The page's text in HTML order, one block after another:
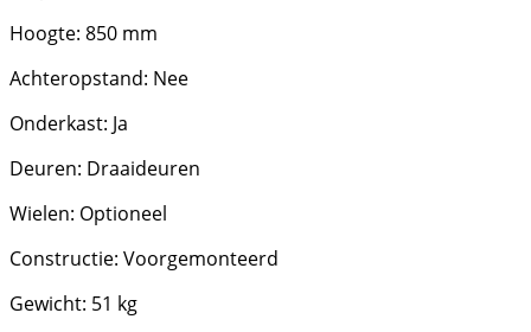
Hoogte: 850 mm
Achteropstand: Nee
Onderkast: Ja
Deuren: Draaideuren
Wielen: Optioneel
Constructie: Voorgemonteerd
Gewicht: 51 kg